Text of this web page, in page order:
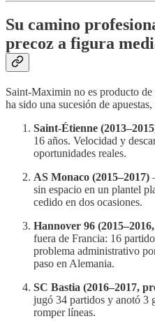
Su camino
precoz a figura
Saint-Maximin no es producto
ha sido una sucesión de
Saint-Étienne
16 años. Velocidad y
oportunidades reales.
AS Monaco (2015–2017)
sin espacio en un plantel
cedido en dos ocasiones.
Hannover 96
fuera de Francia: 16
problema administrativo
paso en Alemania.
SC Bastia (2016–2017,
jugó 34 partidos y anotó 3
romper líneas.